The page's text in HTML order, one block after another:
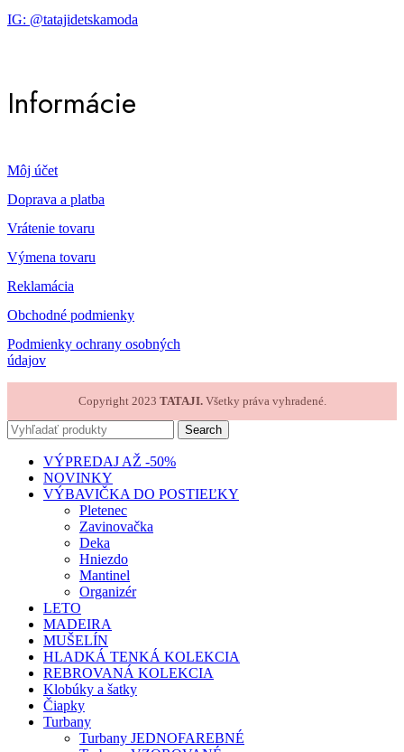
IG: @tatajidetskamoda
Informácie
Môj účet
Doprava a platba
Vrátenie tovaru
Výmena tovaru
Reklamácia
Obchodné podmienky
Podmienky ochrany osobných
údajov
Copyright 2023 TATAJI. Všetky práva vyhradené.
Search
VÝPREDAJ AŽ -50%
NOVINKY
VÝBAVIČKA DO POSTIEĽKY
Pletenec
Zavinovačka
Deka
Hniezdo
Mantinel
Organizér
LETO
MADEIRA
MUŠELÍN
HLADKÁ TENKÁ KOLEKCIA
REBROVANÁ KOLEKCIA
Klobúky a šatky
Čiapky
Turbany
Turbany JEDNOFAREBNÉ